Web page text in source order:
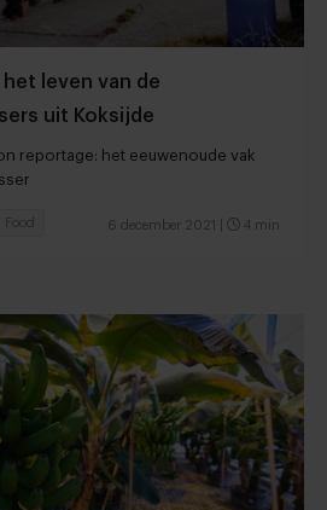
het leven van de
uit Koksijde
reportage: het eeuwenoude vak
6 december 2021 4 min
Food